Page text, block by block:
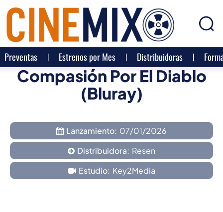
Preventas Estrenos por Mes Distribuidoras
Compasión Por El Diablo
(Bluray)
Lanzamiento: 07/01/2026
Distribuidora: Resen
Estudio: Key2Media